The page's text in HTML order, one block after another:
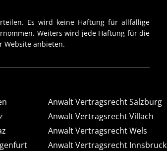
Es wird keine Haftung für allfällige
Weiters wird jede Haftung für die
Website anbieten.
Anwalt Vertragsrecht Salzburg
Anwalt Vertragsrecht Villach
Anwalt Vertragsrecht Wels
Anwalt Vertragsrecht Innsbruck